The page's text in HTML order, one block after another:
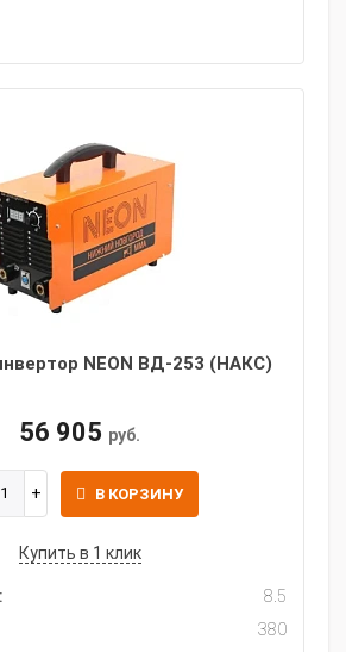
NEON ВД-253 (НАКС)
56 905 руб.
В КОРЗИНУ
Купить в 1 клик
8.5
380